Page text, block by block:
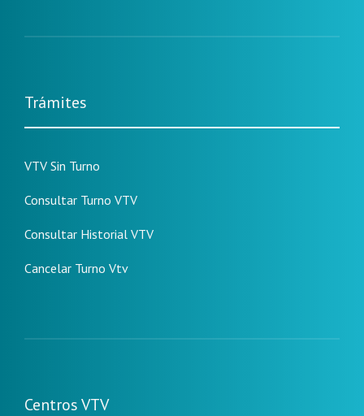
Trámites
VTV Sin Turno
Consultar Turno VTV
Consultar Historial VTV
Cancelar Turno Vtv
Centros VTV